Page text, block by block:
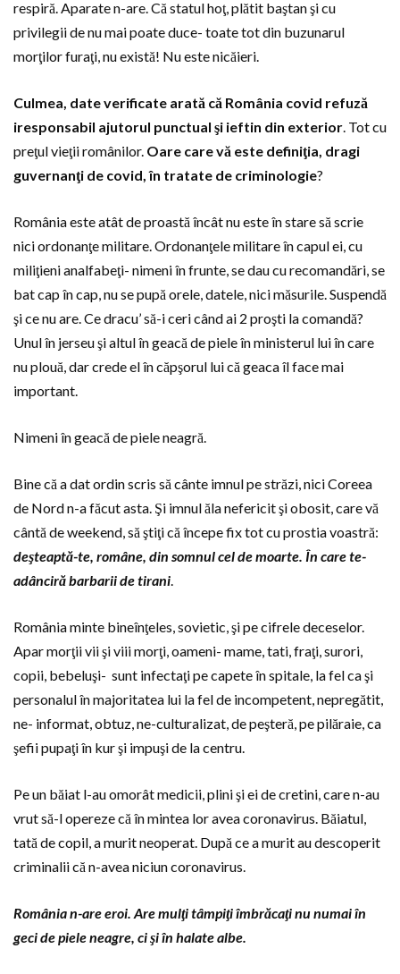
respiră. Aparate n-are. Că statul hoţ, plătit baştan şi cu
privilegii de nu mai poate duce- toate tot din buzunarul
morţilor furaţi, nu există! Nu este nicăieri.
Culmea, date verificate arată că România covid refuză
iresponsabil ajutorul punctual şi ieftin din exterior. Tot cu
preţul vieţii românilor. Oare care vă este definiţia, dragi
guvernanţi de covid, în tratate de criminologie?
România este atât de proastă încât nu este în stare să scrie
nici ordonanţe militare. Ordonanţele militare în capul ei, cu
miliţieni analfabeţi- nimeni în frunte, se dau cu recomandări, se
bat cap în cap, nu se pupă orele, datele, nici măsurile. Suspendă
şi ce nu are. Ce dracu’ să-i ceri când ai 2 proşti la comandă?
Unul în jerseu şi altul în geacă de piele în ministerul lui în care
nu plouă, dar crede el în căpşorul lui că geaca îl face mai
important.
Nimeni în geacă de piele neagră.
Bine că a dat ordin scris să cânte imnul pe străzi, nici Coreea
de Nord n-a făcut asta. Şi imnul ăla nefericit şi obosit, care vă
cântă de weekend, să ştiţi că începe fix tot cu prostia voastră:
deşteaptă-te, române, din somnul cel de moarte. În care te-
adânciră barbarii de tirani.
România minte bineînţeles, sovietic, şi pe cifrele deceselor.
Apar morţii vii şi viii morţi, oameni- mame, tati, fraţi, surori,
copii, bebeluşi- sunt infectaţi pe capete în spitale, la fel ca şi
personalul în majoritatea lui la fel de incompetent, nepregătit,
ne- informat, obtuz, ne-culturalizat, de peşteră, pe pilăraie, ca
şefii pupaţi în kur şi impuşi de la centru.
Pe un băiat l-au omorât medicii, plini şi ei de cretini, care n-au
vrut să-l opereze că în mintea lor avea coronavirus. Băiatul,
tată de copil, a murit neoperat. După ce a murit au descoperit
criminalii că n-avea niciun coronavirus.
România n-are eroi. Are mulţi tâmpiţi îmbrăcaţi nu numai în
geci de piele neagre, ci şi în halate albe.